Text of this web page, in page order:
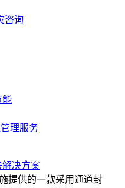
咨询
能
理服务
解决方案
提供的一款采用通道封